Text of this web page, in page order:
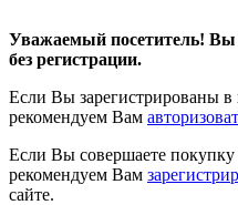
Уважаемый посетитель! Вы
без регистрации.
Если Вы зарегистрированы в
рекомендуем Вам
Если Вы совершаете покупку
рекомендуем Вам
сайте.